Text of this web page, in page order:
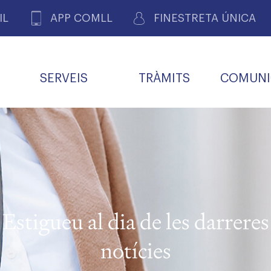
APP COMLL FINESTRETA ÚNICA
DE PACIENTS DE LLEIDA
SERVEIS TRÀMITS
DE GOVERN COMISSIÓ DEONTOLÒGICA
INFORMÀTICA I NOVES
TECNOLOGIES
DE FEINA
ALERTES
FARMACÈUTIQUES
R
CARNET METGE
COL·LEGIAT
Estigueu al dia de les darreres
notícies